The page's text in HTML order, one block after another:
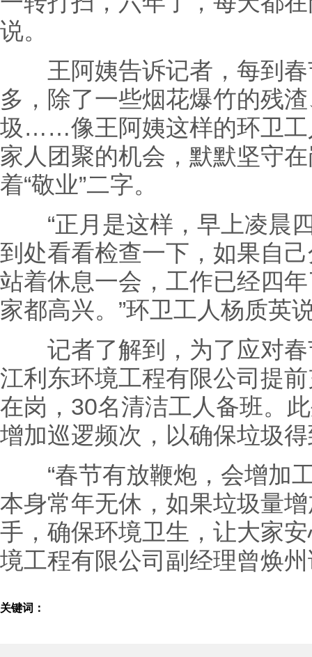
说。
王阿姨告诉记者，每到春
多，除了一些烟花爆竹的残
圾……像王阿姨这样的环卫工
家人团聚的机会，默默坚守
着“敬业”二字。
“正月是这样，早上凌晨
到处看看检查一下，如果自
站着休息一会，工作已经四
家都高兴。”环卫工人杨质英
记者了解到，为了应对春
江利东环境工程有限公司提
在岗，30名清洁工人备班。
增加巡逻频次，以确保垃圾
“春节有放鞭炮，会增加
本身常年无休，如果垃圾量
手，确保环境卫生，让大家
境工程有限公司副经理曾焕
关键词：